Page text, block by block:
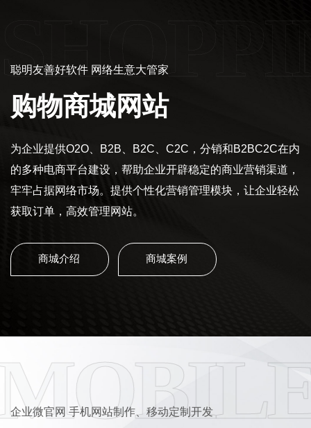
聪明友善好软件 网络生意大管家
购物商城网站
为企业提供O2O、B2B、B2C、C2C，分销和B2BC2C在内
的多种电商平台建设，帮助企业开辟稳定的商业营销渠道，
牢牢占据网络市场。提供个性化营销管理模块，让企业轻松
获取订单，高效管理网站。
商城介绍 商城案例
企业微官网 手机网站制作、移动定制开发